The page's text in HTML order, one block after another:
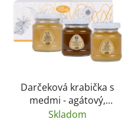
Darčeková krabička s
medmi - agátový,
lipový a lesný med 3 x
Skladom